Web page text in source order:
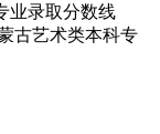
古艺术类本科专